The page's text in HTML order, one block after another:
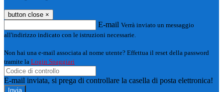
button close ×
E-mail Verrà inviato un messaggio
all'indirizzo indicato con le istruzioni necessarie.
Non hai una e-mail associata al nome utente? Effettua il reset della password
tramite la Login Spaggiari
E-mail inviata, si prega di controllare la casella di posta elettronica!